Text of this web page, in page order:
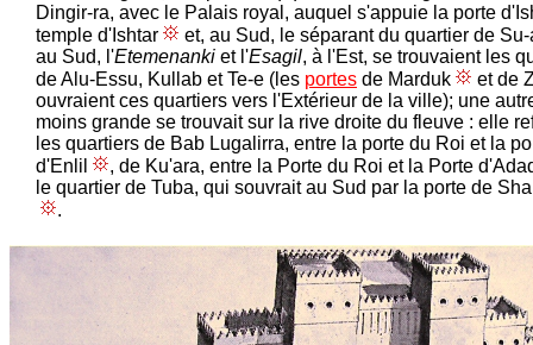
Dingir-ra, avec le Palais royal, auquel s'appuie la porte
temple d'Ishtar
et, au Sud, le séparant du quartier de
au Sud, l'Etemenanki et l'Esagil, à l'Est, se trouvaient les
de Alu-Essu, Kullab et Te-e (les portes de Marduk
et de
ouvraient ces quartiers vers l'Extérieur de la ville); une
moins grande se trouvait sur la rive droite du fleuve : elle
les quartiers de Bab Lugalirra, entre la porte du Roi et la
d'Enlil
, de Ku'ara, entre la Porte du Roi et la Porte
le quartier de Tuba, qui souvrait au Sud par la porte de
.